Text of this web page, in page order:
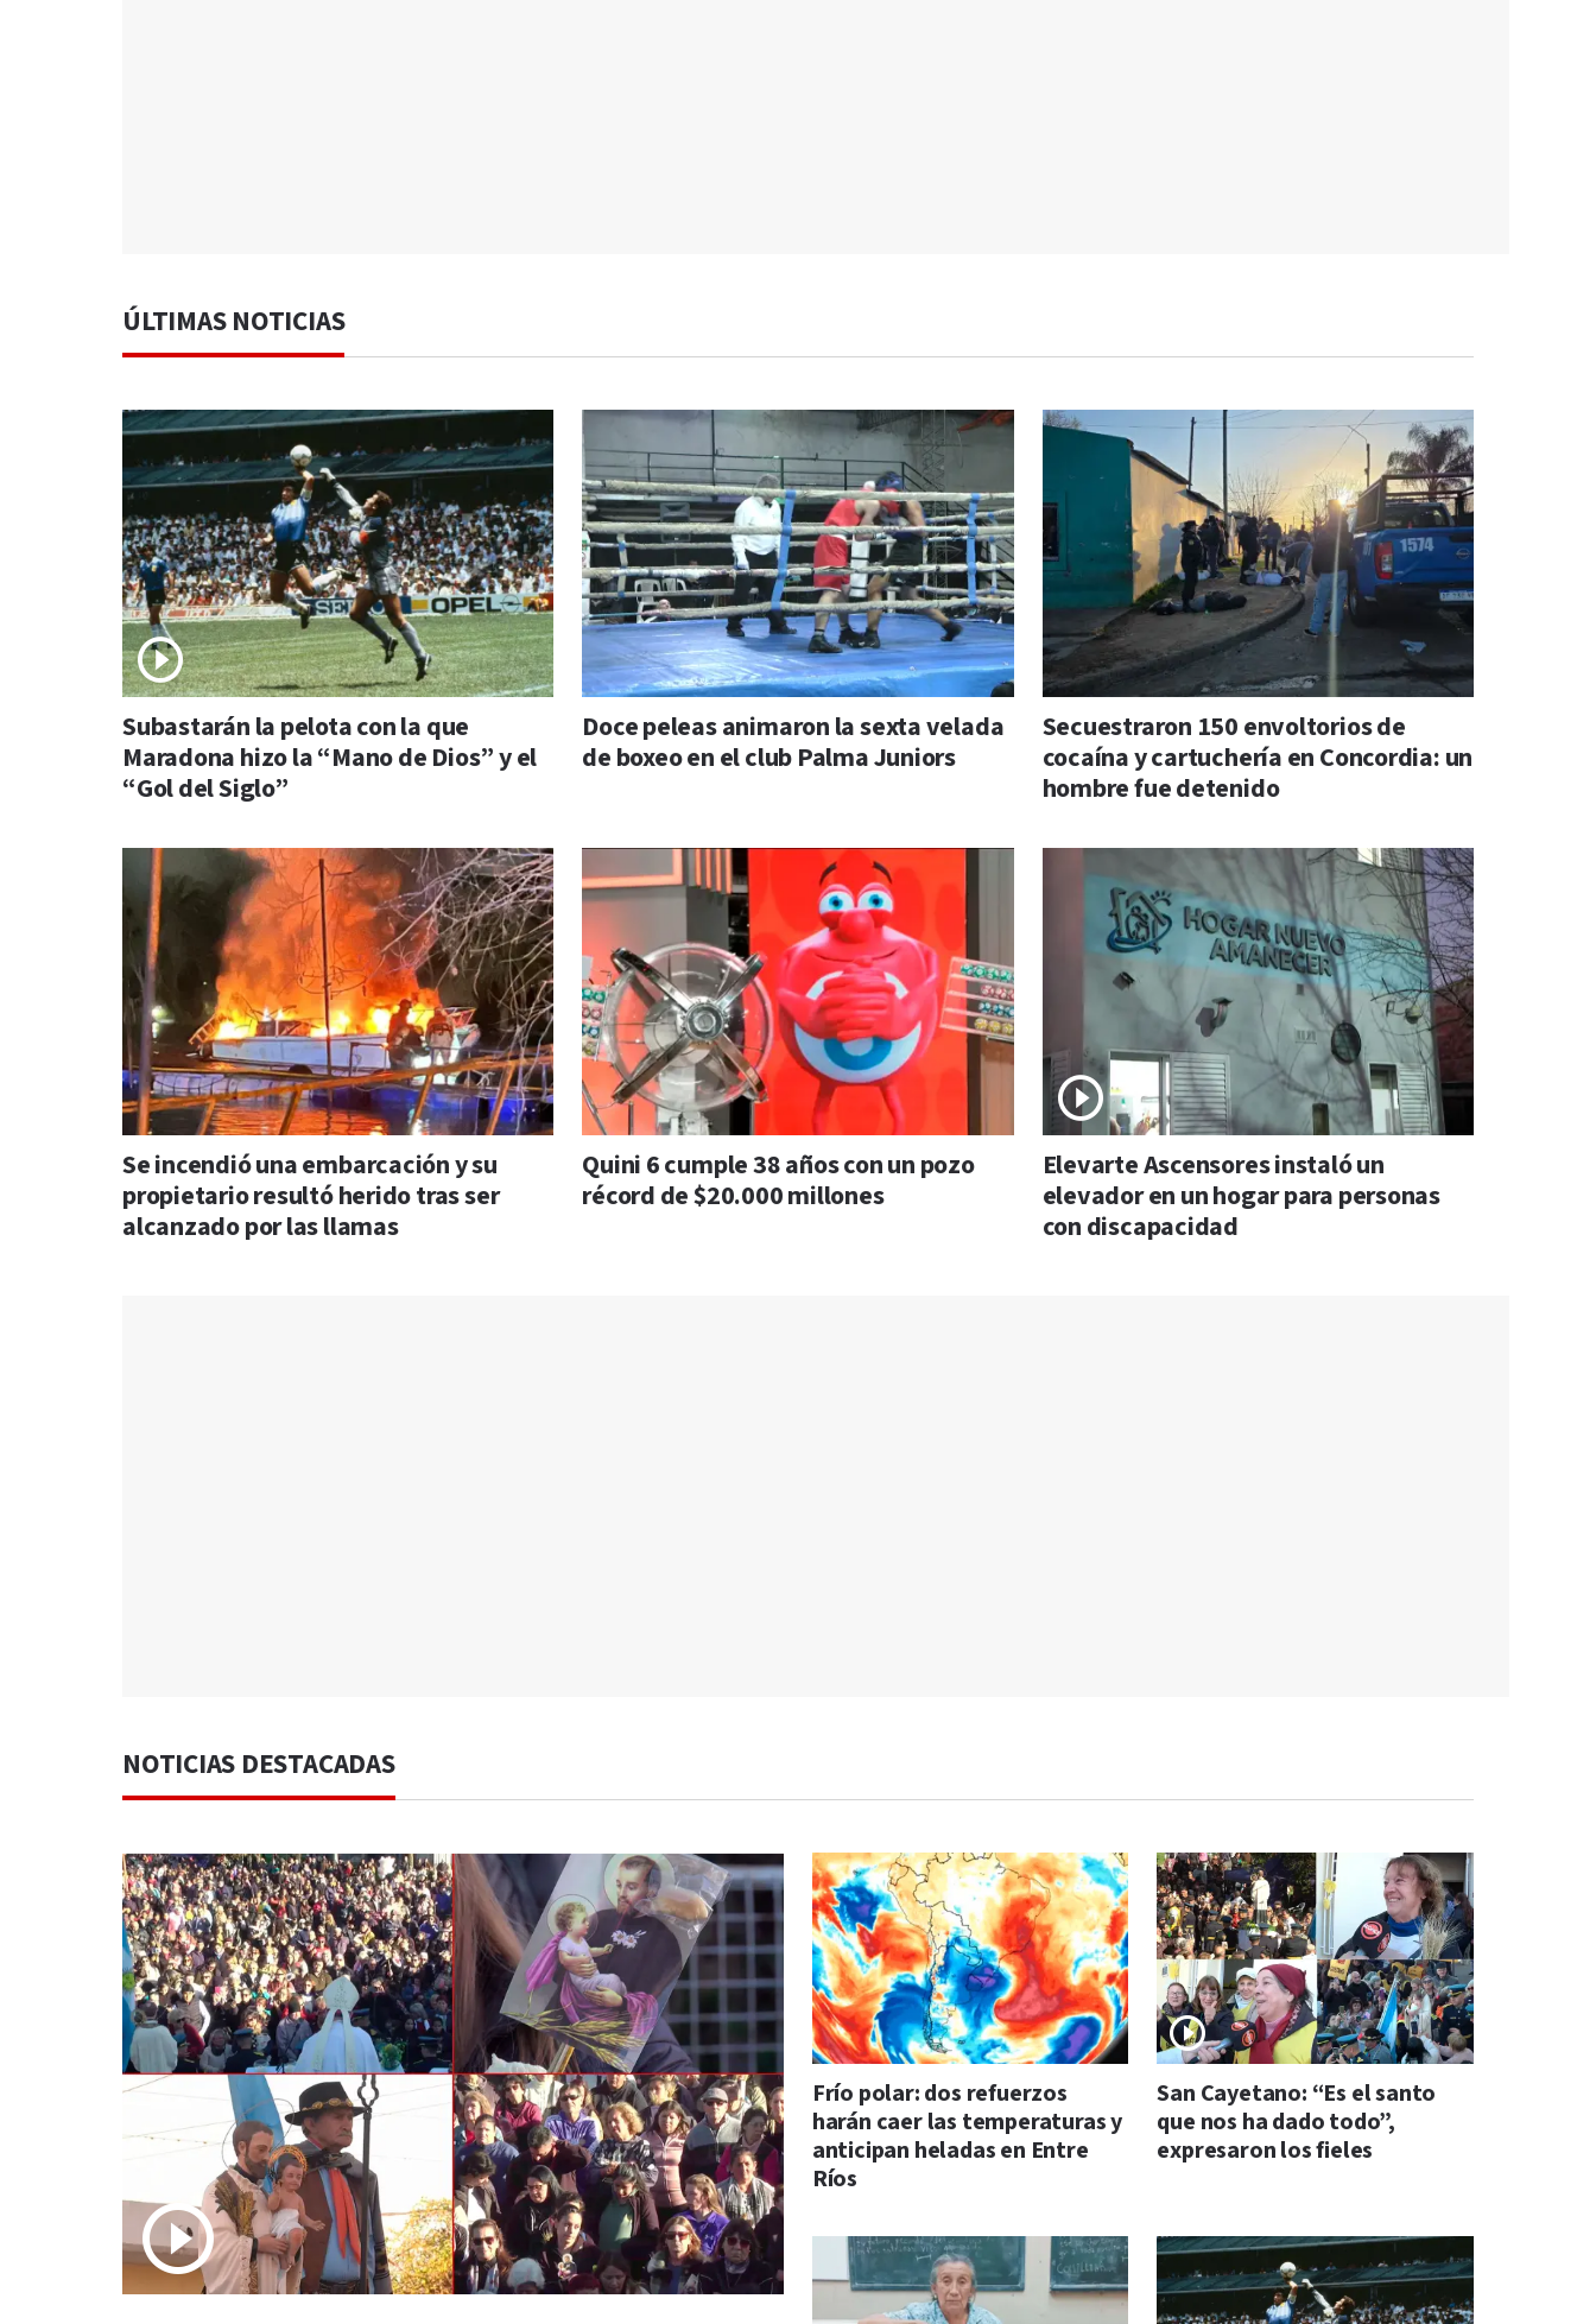
ÚLTIMAS NOTICIAS
Subastarán la pelota con la que
Maradona hizo la “Mano de Dios” y el
“Gol del Siglo”
Doce peleas animaron la sexta velada
de boxeo en el club Palma Juniors
Secuestraron 150 envoltorios de
cocaína y cartuchería en Concordia: un
hombre fue detenido
Se incendió una embarcación y su
propietario resultó herido tras ser
alcanzado por las llamas
Quini 6 cumple 38 años con un pozo
récord de $20.000 millones
Elevarte Ascensores instaló un
elevador en un hogar para personas
con discapacidad
NOTICIAS DESTACADAS
Frío polar: dos refuerzos
harán caer las temperaturas y
anticipan heladas en Entre
Ríos
San Cayetano: “Es el santo
que nos ha dado todo”,
expresaron los fieles